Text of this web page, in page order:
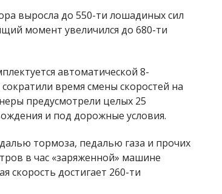
выросла до 550-ти лошадиных сил
момент увеличился до 680-ти
автоматической 8-
время смены скоростей на
предусмотрели целых 25
и под дорожные условия.
тормоза, педалью газа и прочих
в час «заряженной» машине
скорость достигает 260-ти